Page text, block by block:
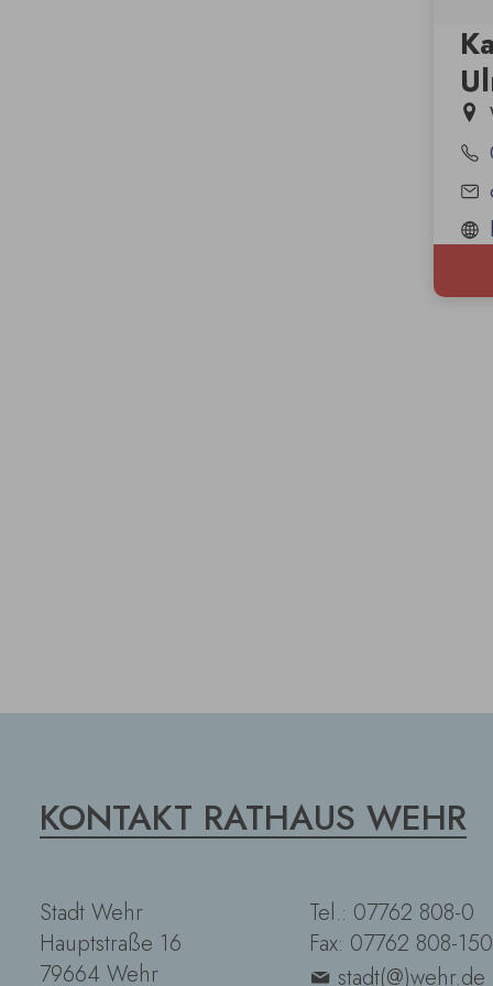
KONTAKT RATHAUS WEHR
Stadt Wehr
Hauptstraße 16
79664 Wehr
Tel.: 07762 808-0
Fax: 07762 808-150
stadt(@)wehr.de